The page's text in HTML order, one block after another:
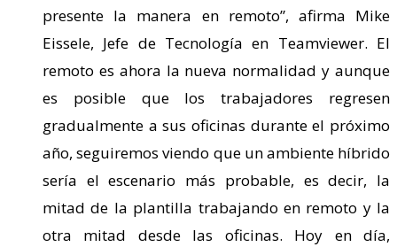
presente la manera en remoto”, afirma Mike
Eissele, Jefe de Tecnología en Teamviewer. El
remoto es ahora la nueva normalidad y aunque
es posible que los trabajadores regresen
gradualmente a sus oficinas durante el próximo
año, seguiremos viendo que un ambiente híbrido
sería el escenario más probable, es decir, la
mitad de la plantilla trabajando en remoto y la
otra mitad desde las oficinas. Hoy en día,